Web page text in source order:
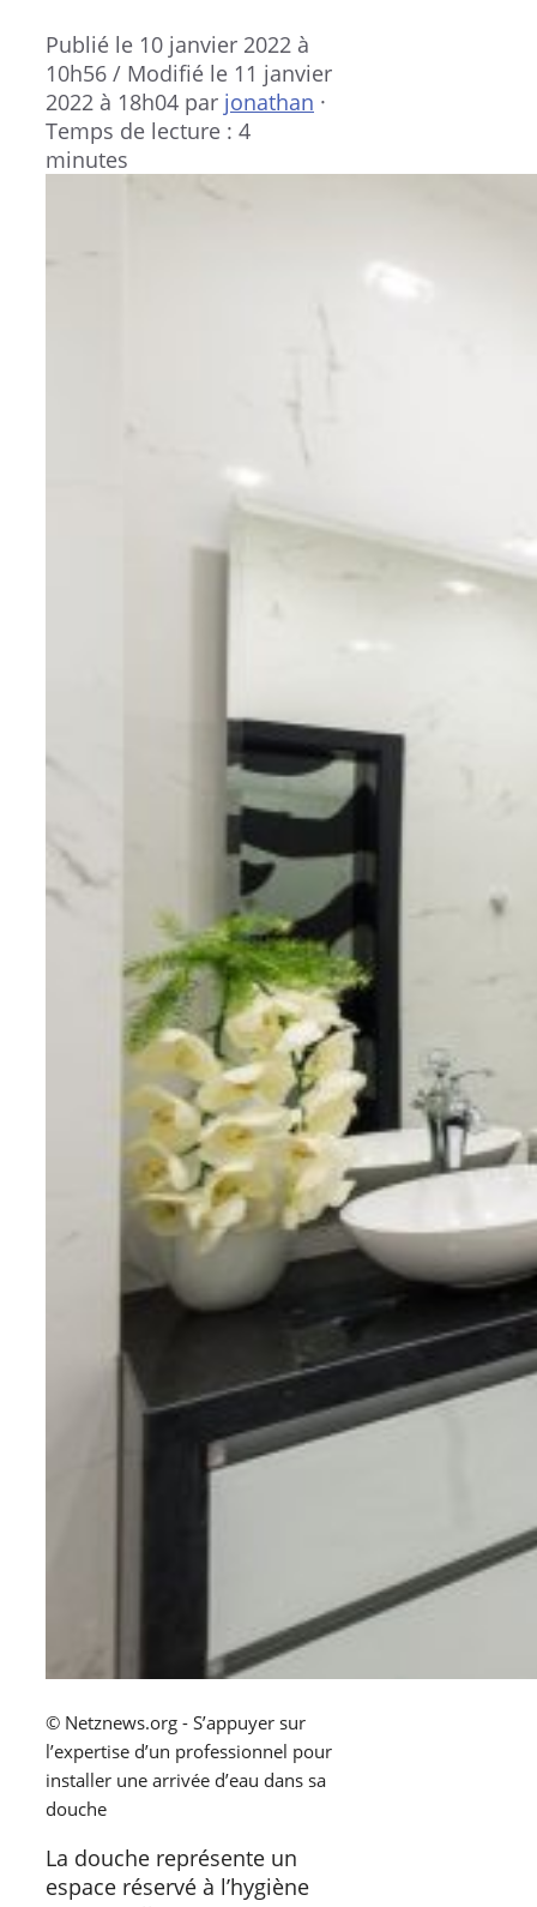
Publié le 10 janvier 2022 à
10h56 / Modifié le 11 janvier
2022 à 18h04 par jonathan ·
Temps de lecture : 4
minutes
© Netznews.org - S’appuyer sur
l’expertise d’un professionnel pour
installer une arrivée d’eau dans sa
douche
La douche représente un
espace réservé à l’hygiène